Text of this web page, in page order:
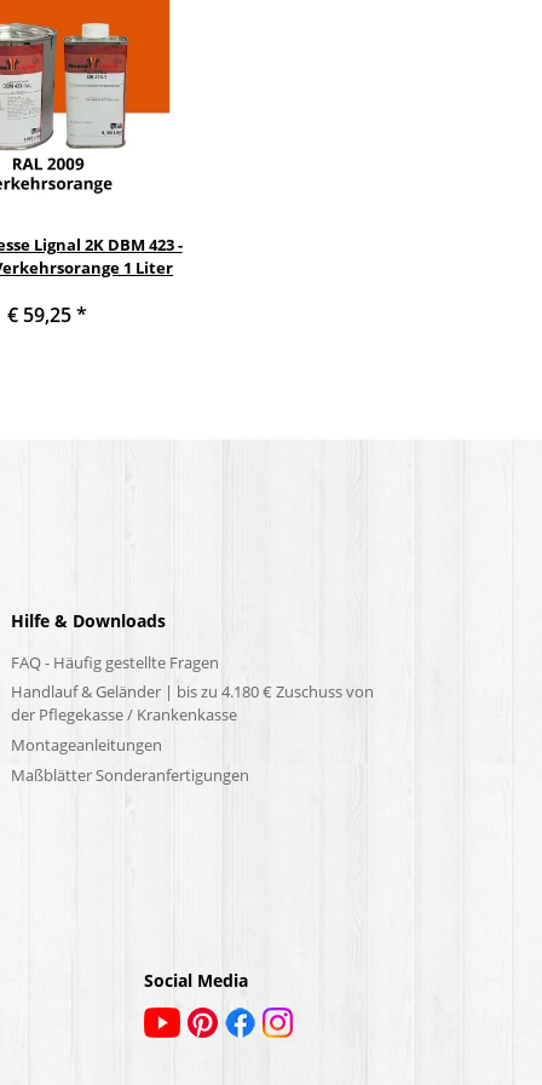
Lignal 2K DBM 423 -
1 Liter
€ 59,25*
Hilfe & Downloads
FAQ - Häufig gestellte Fragen
Handlauf & Geländer | bis zu 4.180 € Zuschuss von
der Pflegekasse / Krankenkasse
Montageanleitungen
Maßblätter Sonderanfertigungen
Social Media